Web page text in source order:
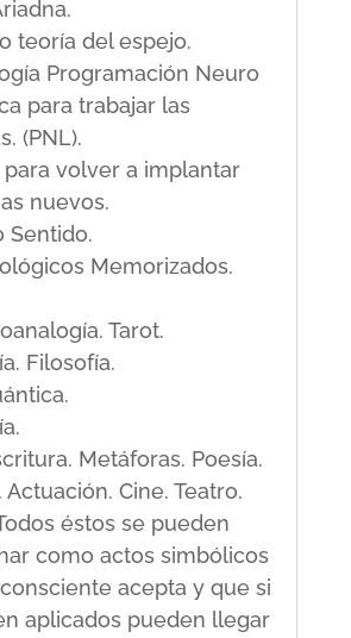
teoría del espejo.
Programación Neuro
para trabajar las
(PNL).
para volver a implantar
nuevos.
Sentido.
Memorizados.
Tarot.
Filosofía.
Metáforas. Poesía.
Actuación. Cine. Teatro.
éstos se pueden
como actos simbólicos
acepta y que si
aplicados pueden llegar